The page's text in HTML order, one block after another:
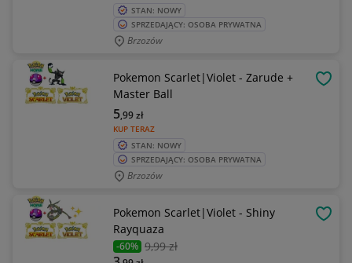
STAN: NOWY
SPRZEDAJĄCY: OSOBA PRYWATNA
Brzozów
Pokemon Scarlet|Violet - Zarude +
Master Ball
KUP TERAZ
5,99zł
STAN: NOWY
SPRZEDAJĄCY: OSOBA PRYWATNA
Brzozów
Pokemon Scarlet|Violet - Shiny
Rayquaza
-60% 9,99 zł